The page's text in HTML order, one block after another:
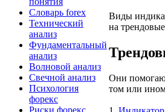
Словарь forex
Технический
анализ
Фундаментальный
анализ
Волновой анализ
Свечной анализ
Психология
форекс
Риски форекс
Виды
на
Они
том или